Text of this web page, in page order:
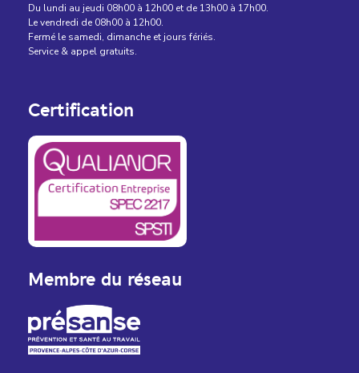
Du lundi au jeudi 08h00 à 12h00 et de 13h00 à 17h00.
Le vendredi de 08h00 à 12h00.
Fermé le samedi, dimanche et jours fériés.
Service & appel gratuits.
Certification
Membre du réseau